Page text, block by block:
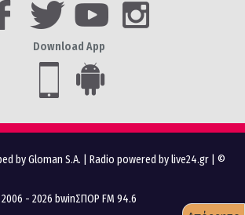
Download App
by Gloman S.A. Radio powered by live24.gr | ©
2006 - 2026 bwinΣΠΟΡ FM 94.6